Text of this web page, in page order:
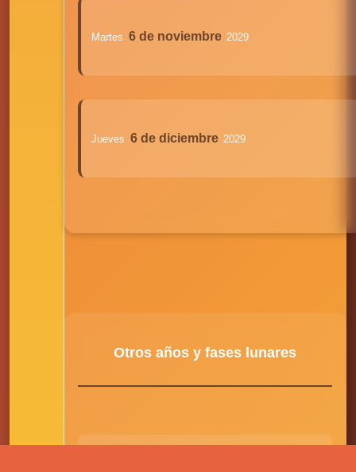
Martes 6 de noviembre 2029
Jueves 6 de diciembre 2029
Otros años y fases lunares